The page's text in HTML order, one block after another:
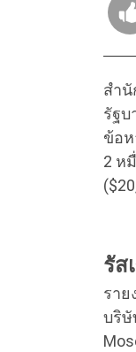
สำนั
รัฐบ
ข้อห
2 ห
รัส
ราย
บริษั